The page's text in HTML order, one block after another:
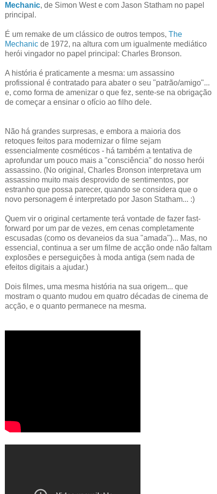
Mechanic, de Simon West e com Jason Statham no papel
principal.
É um remake de um clássico de outros tempos, The
Mechanic de 1972, na altura com um igualmente mediático
herói vingador no papel principal: Charles Bronson.
A história é praticamente a mesma: um assassino
profissional é contratado para abater o seu "patrão/amigo"...
e, como forma de amenizar o que fez, sente-se na obrigação
de começar a ensinar o ofício ao filho dele.
Não há grandes surpresas, e embora a maioria dos
retoques feitos para modernizar o filme sejam
essencialmente cosméticos - há também a tentativa de
aprofundar um pouco mais a "consciência" do nosso herói
assassino. (No original, Charles Bronson interpretava um
assassino muito mais desprovido de sentimentos, por
estranho que possa parecer, quando se considera que o
novo personagem é interpretado por Jason Statham... :)
Quem vir o original certamente terá vontade de fazer fast-
forward por um par de vezes, em cenas completamente
escusadas (como os devaneios da sua "amada")... Mas, no
essencial, continua a ser um filme de acção onde não faltam
explosões e perseguições à moda antiga (sem nada de
efeitos digitais a ajudar.)
Dois filmes, uma mesma história na sua origem... que
mostram o quanto mudou em quatro décadas de cinema de
acção, e o quanto permanece na mesma.